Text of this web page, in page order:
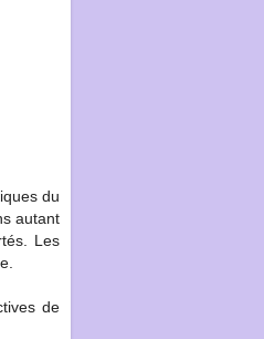
du
autant
Les
de